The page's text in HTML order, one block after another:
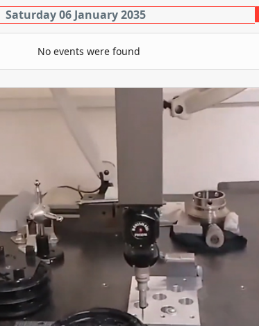
Saturday 06 January 2035
No events were found